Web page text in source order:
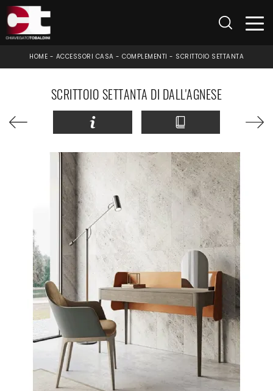
HOME - ACCESSORI CASA - COMPLEMENTI - SCRITTOIO SETTANTA
SCRITTOIO SETTANTA DI DALL'AGNESE